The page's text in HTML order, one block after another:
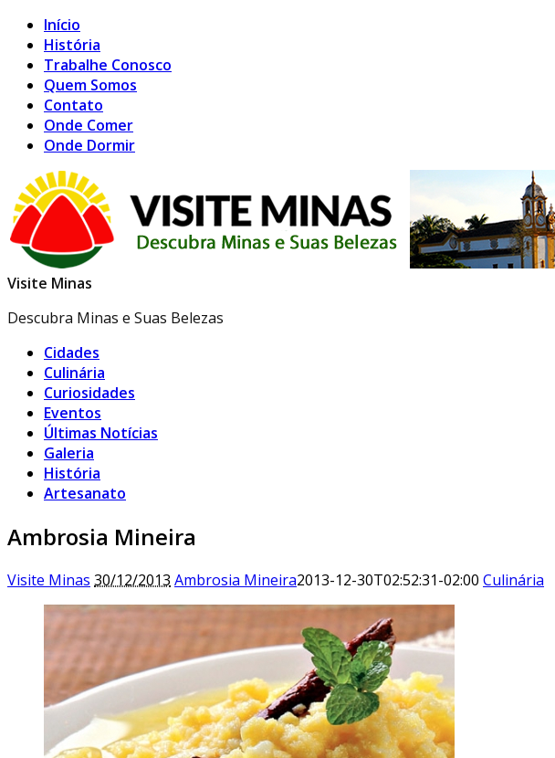
Início
História
Trabalhe Conosco
Quem Somos
Contato
Onde Comer
Onde Dormir
Visite Minas
Descubra Minas e Suas Belezas
Cidades
Culinária
Curiosidades
Eventos
Últimas Notícias
Galeria
História
Artesanato
Ambrosia Mineira
Visite Minas 30/12/2013 Ambrosia Mineira2013-12-30T02:52:31-02:00 Culinária